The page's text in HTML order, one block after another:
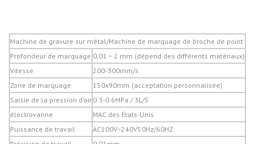
Machine de gravure sur métal/Machine de marquage de broche de point
Profondeur de marquage 0,01 ~ 2 mm (dépend des différents matériaux)
Vitesse
200-300mm/s
Zone de marquage
150x90mm (acceptation personnalisée)
Saisie de la pression d’air 0.3-0.6MPa / 3L/S
électrovanne
MAC des États-Unis
Puissance de travail
AC100V~240V50Hz/60HZ